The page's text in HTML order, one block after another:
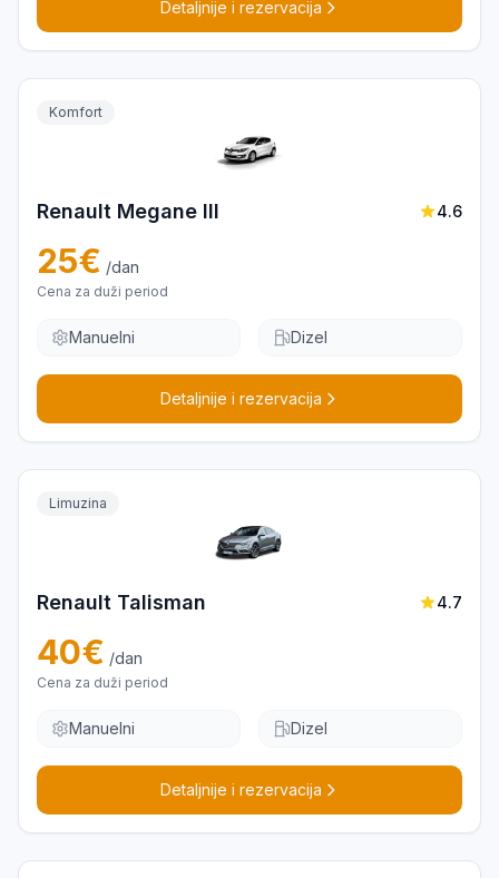
Detaljnije i rezervacija
Komfort
Renault Megane III 4.6
25€ /dan
Cena za duži period
Manuelni Dizel
Detaljnije i rezervacija
Limuzina
Renault Talisman 4.7
40€ /dan
Cena za duži period
Manuelni Dizel
Detaljnije i rezervacija